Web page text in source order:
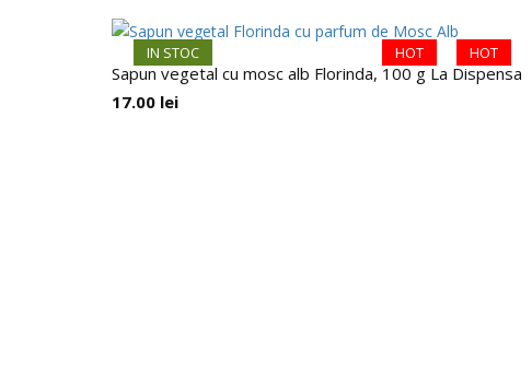
HOT
IN STOC
Sapun vegetal cu mosc alb Florinda, 100 g La Dispensa
17.00 lei
HOT